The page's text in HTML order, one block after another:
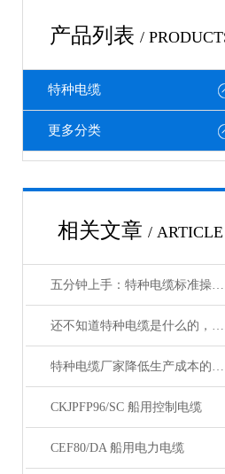
产品列表 /
特种电缆
更多分类
相关文章 / ARTICLE
五分钟上手：特种电缆标准操作流程详解
还不知道特种电缆是什么的，请看这里！
特种电缆厂家降低生产成本的合理手段
CKJPFP96/SC 船用控制电缆
CEF80/DA 船用电力电缆